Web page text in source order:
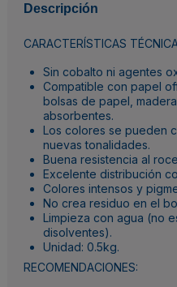
Descripción
CARACTERÍSTICAS
Sin cobalto ni agentes
Compatible con papel
bolsas de papel,
absorbentes.
Los colores se pueden
nuevas tonalidades.
Buena resistencia al
Excelente distribución
Colores intensos y
No crea residuo en el
Limpieza con agua (no
disolventes).
Unidad: 0.5kg.
RECOMENDACIONES: